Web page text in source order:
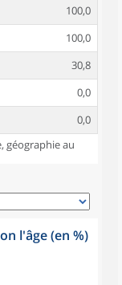
100,0
100,0
30,8
0,0
0,0
géographie au
l'âge (en %)